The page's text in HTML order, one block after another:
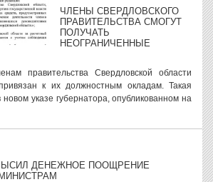
ЧЛЕНЫ СВЕРДЛОВСКОГО
ПРАВИТЕЛЬСТВА СМОГУТ
ПОЛУЧАТЬ
НЕОГРАНИЧЕННЫЕ
правительства Свердловской области
к их должностным окладам. Такая
указе губернатора, опубликованном на
ДЕНЕЖНОЕ ПООЩРЕНИЕ